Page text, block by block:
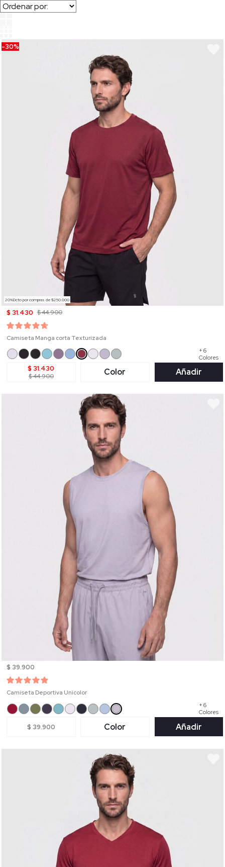
20%Dcto por compras de $250.000
-30%
$ 31.430 $ 44.900
Camiseta Manga corta Texturizada
+ 6
Colores
$ 31.430
$ 44.900 Color Añadir
$ 39.900
Camiseta Deportiva Unicolor
+ 6
Colores
$ 39.900 Color Añadir